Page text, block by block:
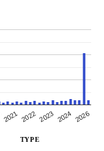
2021 2022 2023 2024 2026
TYPE